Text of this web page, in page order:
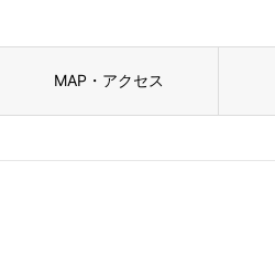
MAP・アクセス